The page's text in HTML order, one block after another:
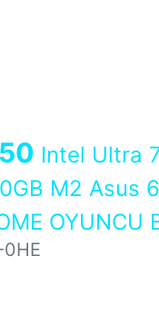
Intel Ultra
M2 Asus
OYUNCU